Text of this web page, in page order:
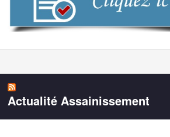
Actualité Assainissement